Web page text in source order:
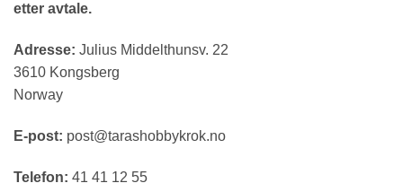
etter avtale.
Adresse: Julius Middelthunsv. 22
3610 Kongsberg
Norway
E-post: post@tarashobbykrok.no
Telefon: 41 41 12 55